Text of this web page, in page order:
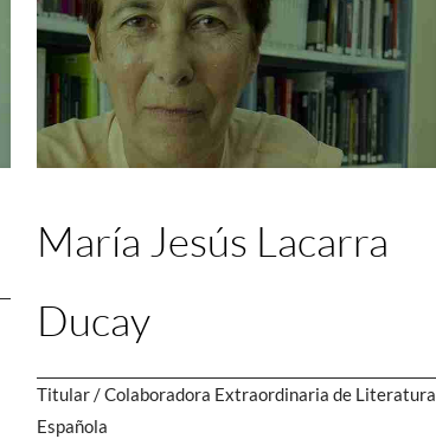
María Jesús Lacarra
Ducay
Titular / Colaboradora Extraordinaria de Literatura
Española